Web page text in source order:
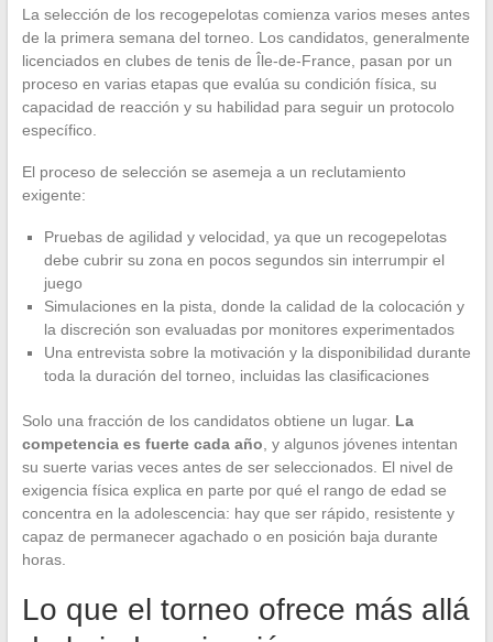
La selección de los recogepelotas comienza varios meses antes
de la primera semana del torneo. Los candidatos, generalmente
licenciados en clubes de tenis de Île-de-France, pasan por un
proceso en varias etapas que evalúa su condición física, su
capacidad de reacción y su habilidad para seguir un protocolo
específico.
El proceso de selección se asemeja a un reclutamiento
exigente:
Pruebas de agilidad y velocidad, ya que un recogepelotas
debe cubrir su zona en pocos segundos sin interrumpir el
juego
Simulaciones en la pista, donde la calidad de la colocación y
la discreción son evaluadas por monitores experimentados
Una entrevista sobre la motivación y la disponibilidad durante
toda la duración del torneo, incluidas las clasificaciones
Solo una fracción de los candidatos obtiene un lugar. La
competencia es fuerte cada año , y algunos jóvenes intentan
su suerte varias veces antes de ser seleccionados. El nivel de
exigencia física explica en parte por qué el rango de edad se
concentra en la adolescencia: hay que ser rápido, resistente y
capaz de permanecer agachado o en posición baja durante
horas.
Lo que el torneo ofrece más allá